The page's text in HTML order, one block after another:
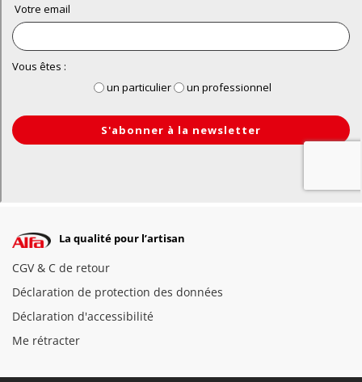
La qualité pour l’artisan
CGV & C de retour
Déclaration de protection des données
Déclaration d'accessibilité
Me rétracter